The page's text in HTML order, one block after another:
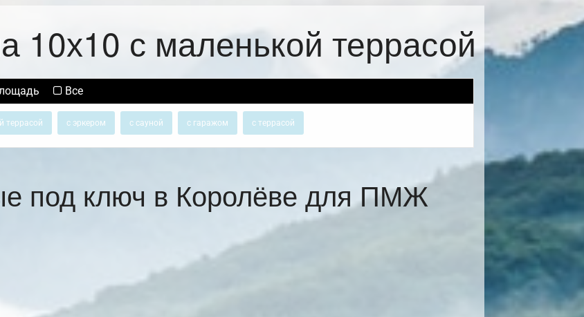
10х10 с маленькой террасой
Все
террасой с эркером с сауной с гаражом с террасой
под ключ в Королёве для ПМЖ